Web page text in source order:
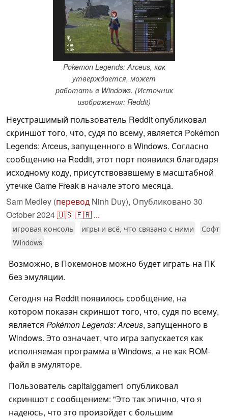
Pokemon Legends: Arceus, как
утверждается, может
работать в Windows. (Источник
изображения: Reddit)
Неустрашимый пользователь Reddit опубликовал
скриншот того, что, судя по всему, является Pokémon
Legends: Arceus, запущенного в Windows. Согласно
сообщению на Reddit, этот порт появился благодаря
исходному коду, присутствовавшему в масштабной
утечке Game Freak в начале этого месяца.
Sam Medley (перевод Ninh Duy), Опубликовано 30
October 2024🇺🇸🇫🇷 ...
игровая консоль игры и всё, что связано с ними
Софт
Windows
Возможно, в Покемонов можно будет играть на ПК
без эмуляции.
Сегодня на Reddit появилось сообщение, на
котором показан скриншот того, что, судя по всему,
является Pokémon Legends: Arceus, запущенного в
Windows. Это означает, что игра запускается как
исполняемая программа в Windows, а не как ROM-
файл в эмуляторе.
Пользователь capitalggamer1 опубликовал
скриншот с сообщением: "Это так эпично, что я
надеюсь, что это произойдет с большим